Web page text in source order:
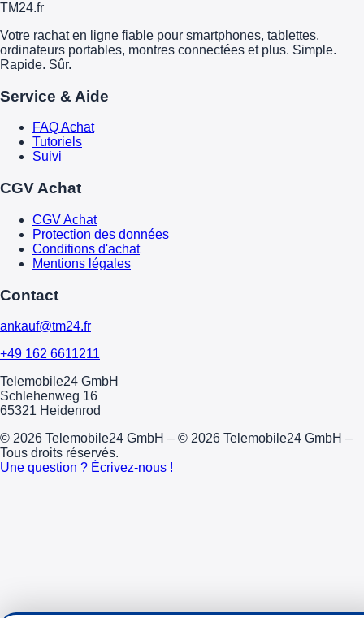
TM24.fr
Votre rachat en ligne fiable pour smartphones, tablettes,
ordinateurs portables, montres connectées et plus. Simple.
Rapide. Sûr.
Service & Aide
FAQ Achat
Tutoriels
Suivi
CGV Achat
CGV Achat
Protection des données
Conditions d'achat
Mentions légales
Contact
ankauf@tm24.fr
+49 162 6611211
Telemobile24 GmbH
Schlehenweg 16
65321 Heidenrod
© 2026 Telemobile24 GmbH – © 2026 Telemobile24 GmbH –
Tous droits réservés.
Une question ? Écrivez-nous !